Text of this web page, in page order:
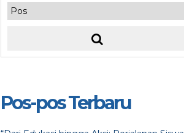
Pos-pos Terbaru